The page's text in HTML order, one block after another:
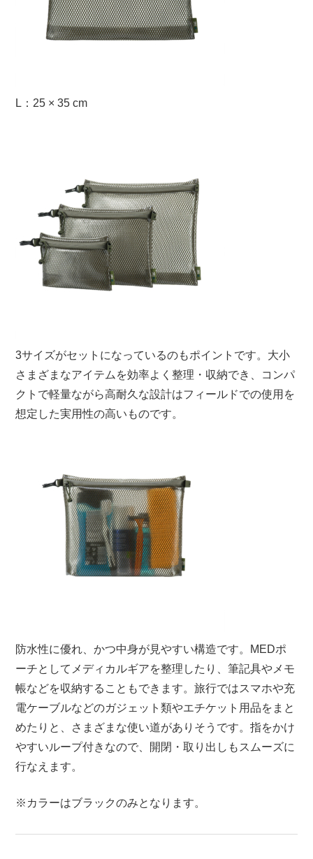
L：25 × 35 cm
3サイズがセットになっているのもポイントです。大小
さまざまなアイテムを効率よく整理・収納でき、コンパ
クトで軽量ながら高耐久な設計はフィールドでの使用を
想定した実用性の高いものです。
防水性に優れ、かつ中身が見やすい構造です。MEDポ
ーチとしてメディカルギアを整理したり、筆記具やメモ
帳などを収納することもできます。旅行ではスマホや充
電ケーブルなどのガジェット類やエチケット用品をまと
めたりと、さまざまな使い道がありそうです。指をかけ
やすいループ付きなので、開閉・取り出しもスムーズに
行なえます。
※カラーはブラックのみとなります。